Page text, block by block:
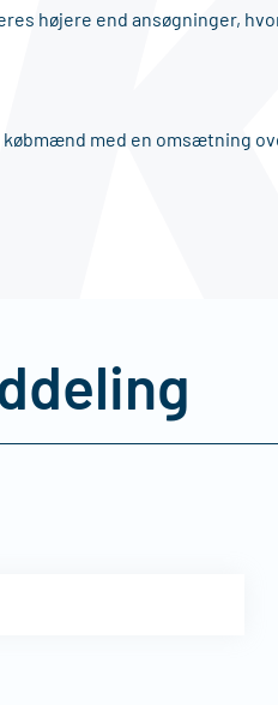
højere end ansøgninger,
med en omsætning